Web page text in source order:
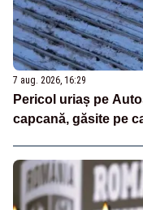
7 aug. 2026, 16:29
Pericol uriaș pe
capcană, găsite pe